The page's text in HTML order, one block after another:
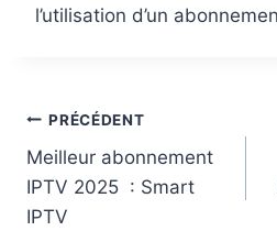
l’utilisation d’un
PRÉCÉDENT
Meilleur abonnement
IPTV 2025 : Smart
IPTV